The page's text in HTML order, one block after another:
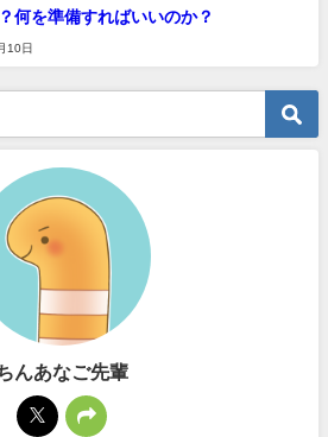
何を準備すればいいのか？
10日
んあなご先輩